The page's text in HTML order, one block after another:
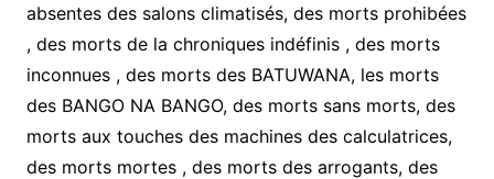
absentes des salons climatisés, des morts prohibées
, des morts de la chroniques indéfinis , des morts
inconnues , des morts des BATUWANA, les morts
des BANGO NA BANGO, des morts sans morts, des
morts aux touches des machines des calculatrices,
des morts mortes , des morts des arrogants, des